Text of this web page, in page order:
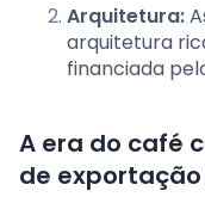
Arquitetura:
arquitetura
financiada
A era do café
de